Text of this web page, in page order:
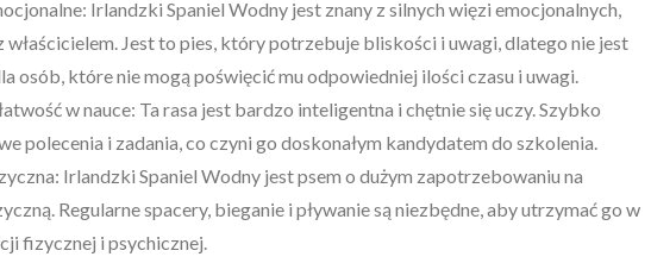
Irlandzki Spaniel Wodny jest znany z silnych więzi emocjonalnych,
właścicielem. Jest to pies, który potrzebuje bliskości i uwagi, dlatego nie jest
osób, które nie mogą poświęcić mu odpowiedniej ilości czasu i uwagi.
w nauce: Ta rasa jest bardzo inteligentna i chętnie się uczy. Szybko
polecenia i zadania, co czyni go doskonałym kandydatem do szkolenia.
Irlandzki Spaniel Wodny jest psem o dużym zapotrzebowaniu na
Regularne spacery, bieganie i pływanie są niezbędne, aby utrzymać go w
fizycznej i psychicznej.